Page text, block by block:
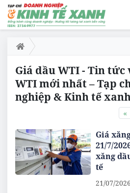
Giá dầu WTI - Tin tức
WTI mới nhất – Tạp
nghiệp & Kinh tế
«
Giá
21/7/
xăng
tế
21/07/